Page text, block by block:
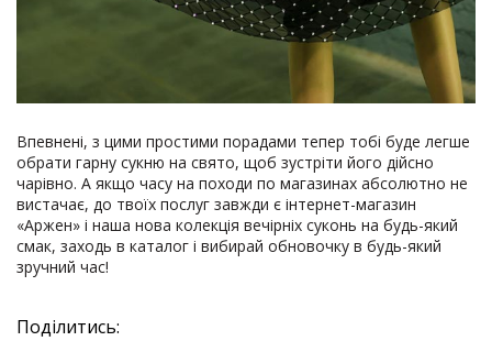
Впевнені, з цими простими порадами тепер тобі буде легше
обрати гарну сукню на свято, щоб зустріти його дійсно
чарівно. А якщо часу на походи по магазинах абсолютно не
вистачає, до твоїх послуг завжди є інтернет-магазин
«Аржен» і наша нова колекція вечірніх суконь на будь-який
смак, заходь в каталог і вибирай обновочку в будь-який
зручний час!
Поділитись: